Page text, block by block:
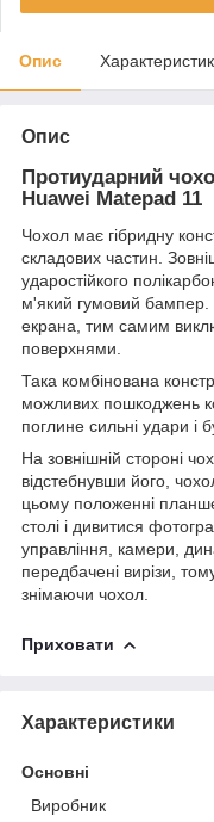
Опис
Опис
Протиударний
Huawei Matepad 11
Чохол має гібридну
складових частин.
ударостійкого
м'який гумовий бампер.
екрана, тим самим
поверхнями.
Така комбінована
можливих пошкоджень
поглине сильні удари і
На зовнішній стороні
відстебнувши його,
цьому положенні
столі і дивитися
управління, камери,
передбачені вирізи,
знімаючи чохол.
Приховати
Характеристики
Основні
Виробник